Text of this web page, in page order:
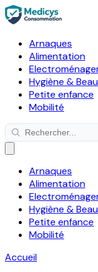
Arnaques
Alimentation
Hygiène &
Petite enfance
Mobilité
Arnaques
Alimentation
Hygiène &
Petite enfance
Mobilité
Accueil